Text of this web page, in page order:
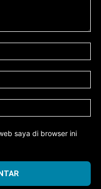
saya di browser ini